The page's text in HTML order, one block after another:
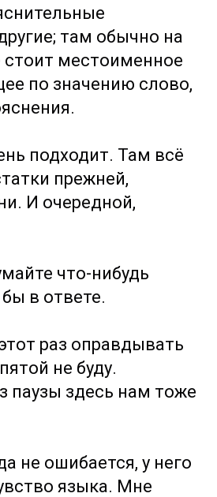
там обычно на
местоименное
по значению слово,
подходит. Там всё
прежней,
И очередной,
что-нибудь
в ответе.
раз оправдывать
не буду.
паузы здесь нам тоже
не ошибается, у него
языка. Мне